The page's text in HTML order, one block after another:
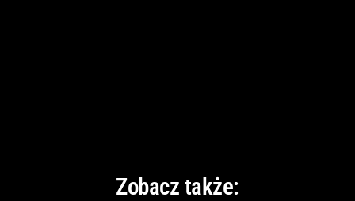
Zobacz także: